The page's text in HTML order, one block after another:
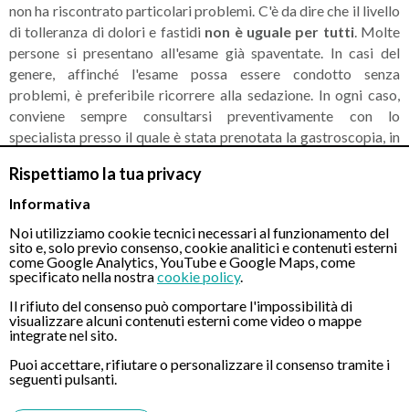
Rispettiamo la tua privacy
Informativa
Noi utilizziamo cookie tecnici necessari al funzionamento del
sito e, solo previo consenso, cookie analitici e contenuti esterni
come Google Analytics, YouTube e Google Maps, come
specificato nella nostracookie policy.
Il rifiuto del consenso può comportare l'impossibilità di
visualizzare alcuni contenuti esterni come video o mappe
integrate nel sito.
Puoi accettare, rifiutare o personalizzare il consenso tramite i
seguenti pulsanti.
non ha riscontrato particolari problemi. C'è da dire che il livello
di tolleranza di dolori e fastidi non è uguale per tutti. Molte
persone si presentano all'esame già spaventate. In casi del
genere, affinché l'esame possa essere condotto senza
problemi, è preferibile ricorrere alla sedazione. In ogni caso,
conviene sempre consultarsi preventivamente con lo
specialista presso il quale è stata prenotata la gastroscopia, in
su come prepararsi al meglio. Di seguito, il commento di un
utente che ha vissuto un'esperienza di gastroscopia senza
"L'ho fatta parecchi anni fa. Niente sedazione a parte una
spruzzata in gola con uno spray per calmare il riflesso del
vomito. La sensazione?Non ricordo una sensazione
eccessivamente spiacevole. Anzi, a livello fisico non ricordo
proprio alcun tipo di sensazione particolare. Forse dipende
anche dalla mano dell'operatore, non saprei dire".
Fonte: Quora.com